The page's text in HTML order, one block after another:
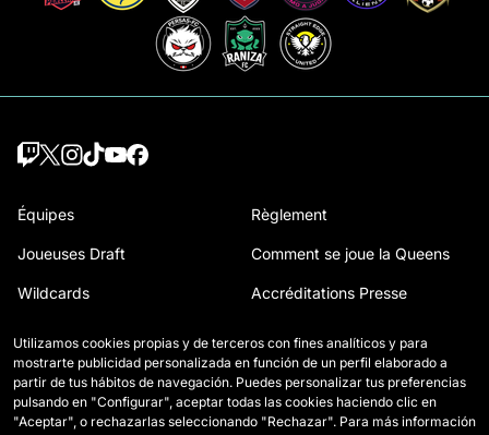
Équipes
Joueuses Draft
Wildcards
Classement
Statistiques
Règlement
Comment se joue la Queens
Accréditations Presse
Travailler avec nous
Utilizamos cookies propias y de terceros con fines analíticos y para
mostrarte publicidad personalizada en función de un perfil elaborado a
partir de tus hábitos de navegación. Puedes personalizar tus preferencias
pulsando en "Configurar", aceptar todas las cookies haciendo clic en
"Aceptar", o rechazarlas seleccionando "Rechazar". Para más información